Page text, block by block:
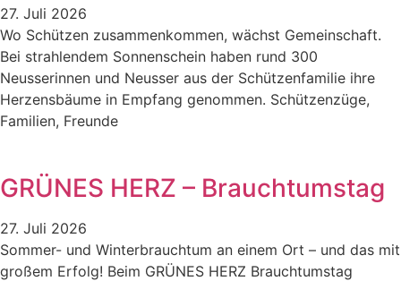
27. Juli 2026
Wo Schützen zusammenkommen, wächst Gemeinschaft.
Bei strahlendem Sonnenschein haben rund 300
Neusserinnen und Neusser aus der Schützenfamilie ihre
Herzensbäume in Empfang genommen. Schützenzüge,
Familien, Freunde
GRÜNES HERZ – Brauchtumstag
27. Juli 2026
Sommer- und Winterbrauchtum an einem Ort – und das mit
großem Erfolg! Beim GRÜNES HERZ Brauchtumstag